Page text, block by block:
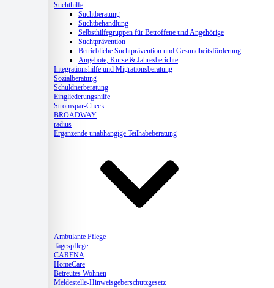
Suchthilfe
Suchtberatung
Suchtbehandlung
Selbsthilfegruppen für Betroffene und Angehörige
Suchtprävention
Betriebliche Suchtprävention und Gesundheitsförderung
Angebote, Kurse & Jahresberichte
Integrationshilfe und Migrationsberatung
Sozialberatung
Schuldnerberatung
Eingliederungshilfe
Stromspar-Check
BROADWAY
radius
Ergänzende unabhängige Teilhabeberatung
Ambulante Pflege
Tagespflege
CARENA
HomeCare
Betreutes Wohnen
Meldestelle-Hinweisgeberschutzgesetz